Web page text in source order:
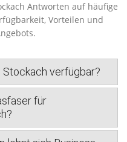
Antworten auf häufige
Vorteilen und
Stockach verfügbar?
für